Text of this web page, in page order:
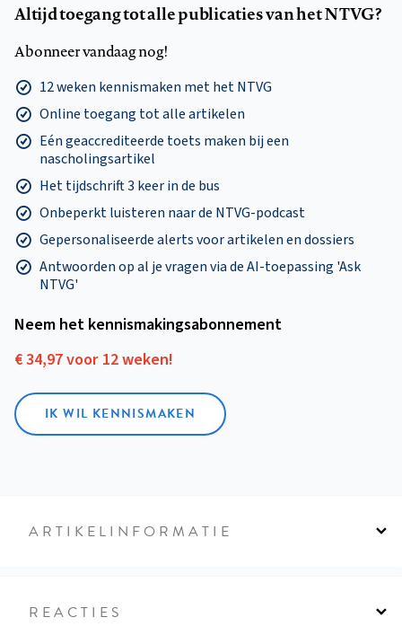
Altijd toegang tot alle publicaties van het NTVG?
Abonneer vandaag nog!
12 weken kennismaken met het NTVG
Online toegang tot alle artikelen
Eén geaccrediteerde toets maken bij een
nascholingsartikel
Het tijdschrift 3 keer in de bus
Onbeperkt luisteren naar de NTVG-podcast
Gepersonaliseerde alerts voor artikelen en dossiers
Antwoorden op al je vragen via de AI-toepassing 'Ask
NTVG'
Neem het kennismakings­abonnement
€ 34,97 voor 12 weken!
IK WIL KENNISMAKEN
ARTIKELINFORMATIE
REACTIES